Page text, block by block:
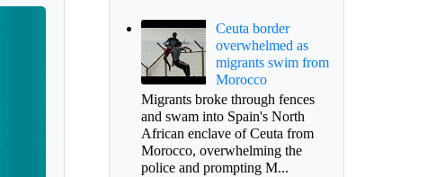
Ceuta border
overwhelmed as
migrants swim from
Morocco
Migrants broke through fences
and swam into Spain's North
African enclave of Ceuta from
Morocco, overwhelming the
police and prompting M...